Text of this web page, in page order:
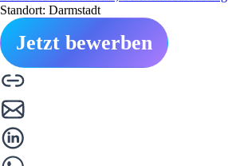
Standort: Darmstadt
Jetzt bewerben